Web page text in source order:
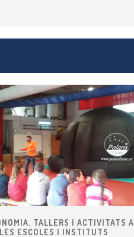
TALLERS I ACTIVITATS A
LES ESCOLES I INSTITUTS